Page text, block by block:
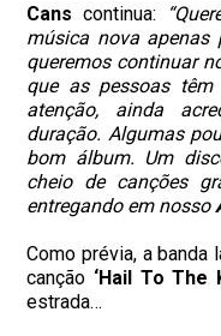
Canscontinua:
música nova apenas
queremos continuar
que as pessoas
atenção, ainda
duração. Algumas
bom álbum. Um
cheio de canções
entregando em nosso
Como prévia, a banda
canção ‘Hail To The
estrada…